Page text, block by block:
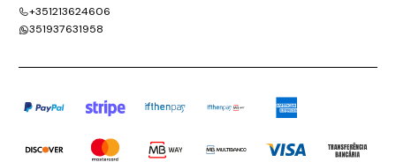
+351213624606
351937631958